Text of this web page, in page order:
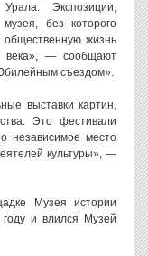
Экспозиции,
без которого
общественную жизнь
века», — сообщают
съездом».
выставки картин,
Это фестивали
независимое место
культуры», —
Музея истории
году и влился Музей